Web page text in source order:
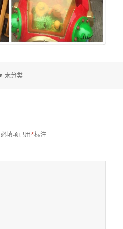
分
未分类
必填项已用*标注